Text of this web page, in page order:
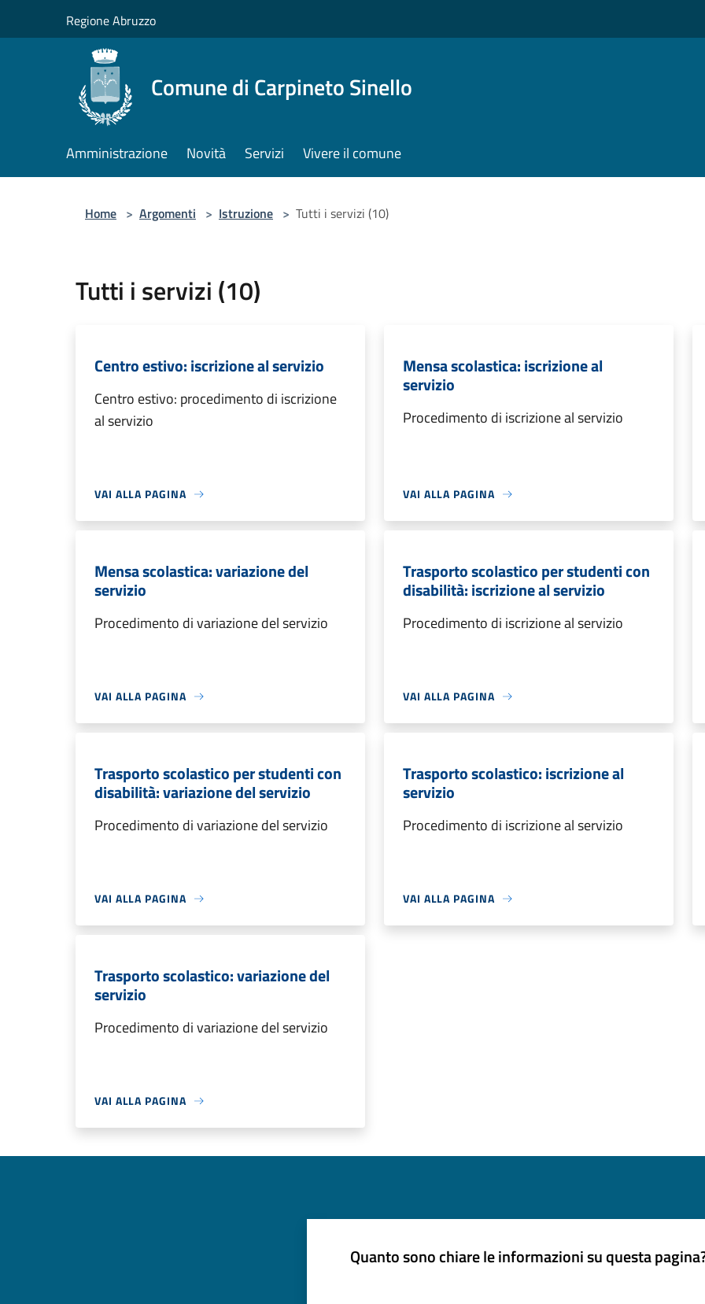
Regione Abruzzo
Comune di Carpineto Sinello
Amministrazione Novità Servizi Vivere il comune
Home > Argomenti > Istruzione > Tutti i servizi (10)
Tutti i servizi (10)
Centro estivo: iscrizione al servizio
Centro estivo: procedimento di iscrizione
al servizio
VAI ALLA PAGINA
Mensa scolastica: iscrizione al
servizio
Procedimento di iscrizione al servizio
VAI ALLA PAGINA
Mensa scolastica: variazione del
servizio
Procedimento di variazione del servizio
VAI ALLA PAGINA
Trasporto scolastico per studenti con
disabilità: iscrizione al servizio
Procedimento di iscrizione al servizio
VAI ALLA PAGINA
Trasporto scolastico per studenti con
disabilità: variazione del servizio
Procedimento di variazione del servizio
VAI ALLA PAGINA
Trasporto scolastico: iscrizione al
servizio
Procedimento di iscrizione al servizio
VAI ALLA PAGINA
Trasporto scolastico: variazione del
servizio
Procedimento di variazione del servizio
VAI ALLA PAGINA
Quanto sono chiare le informazioni su questa